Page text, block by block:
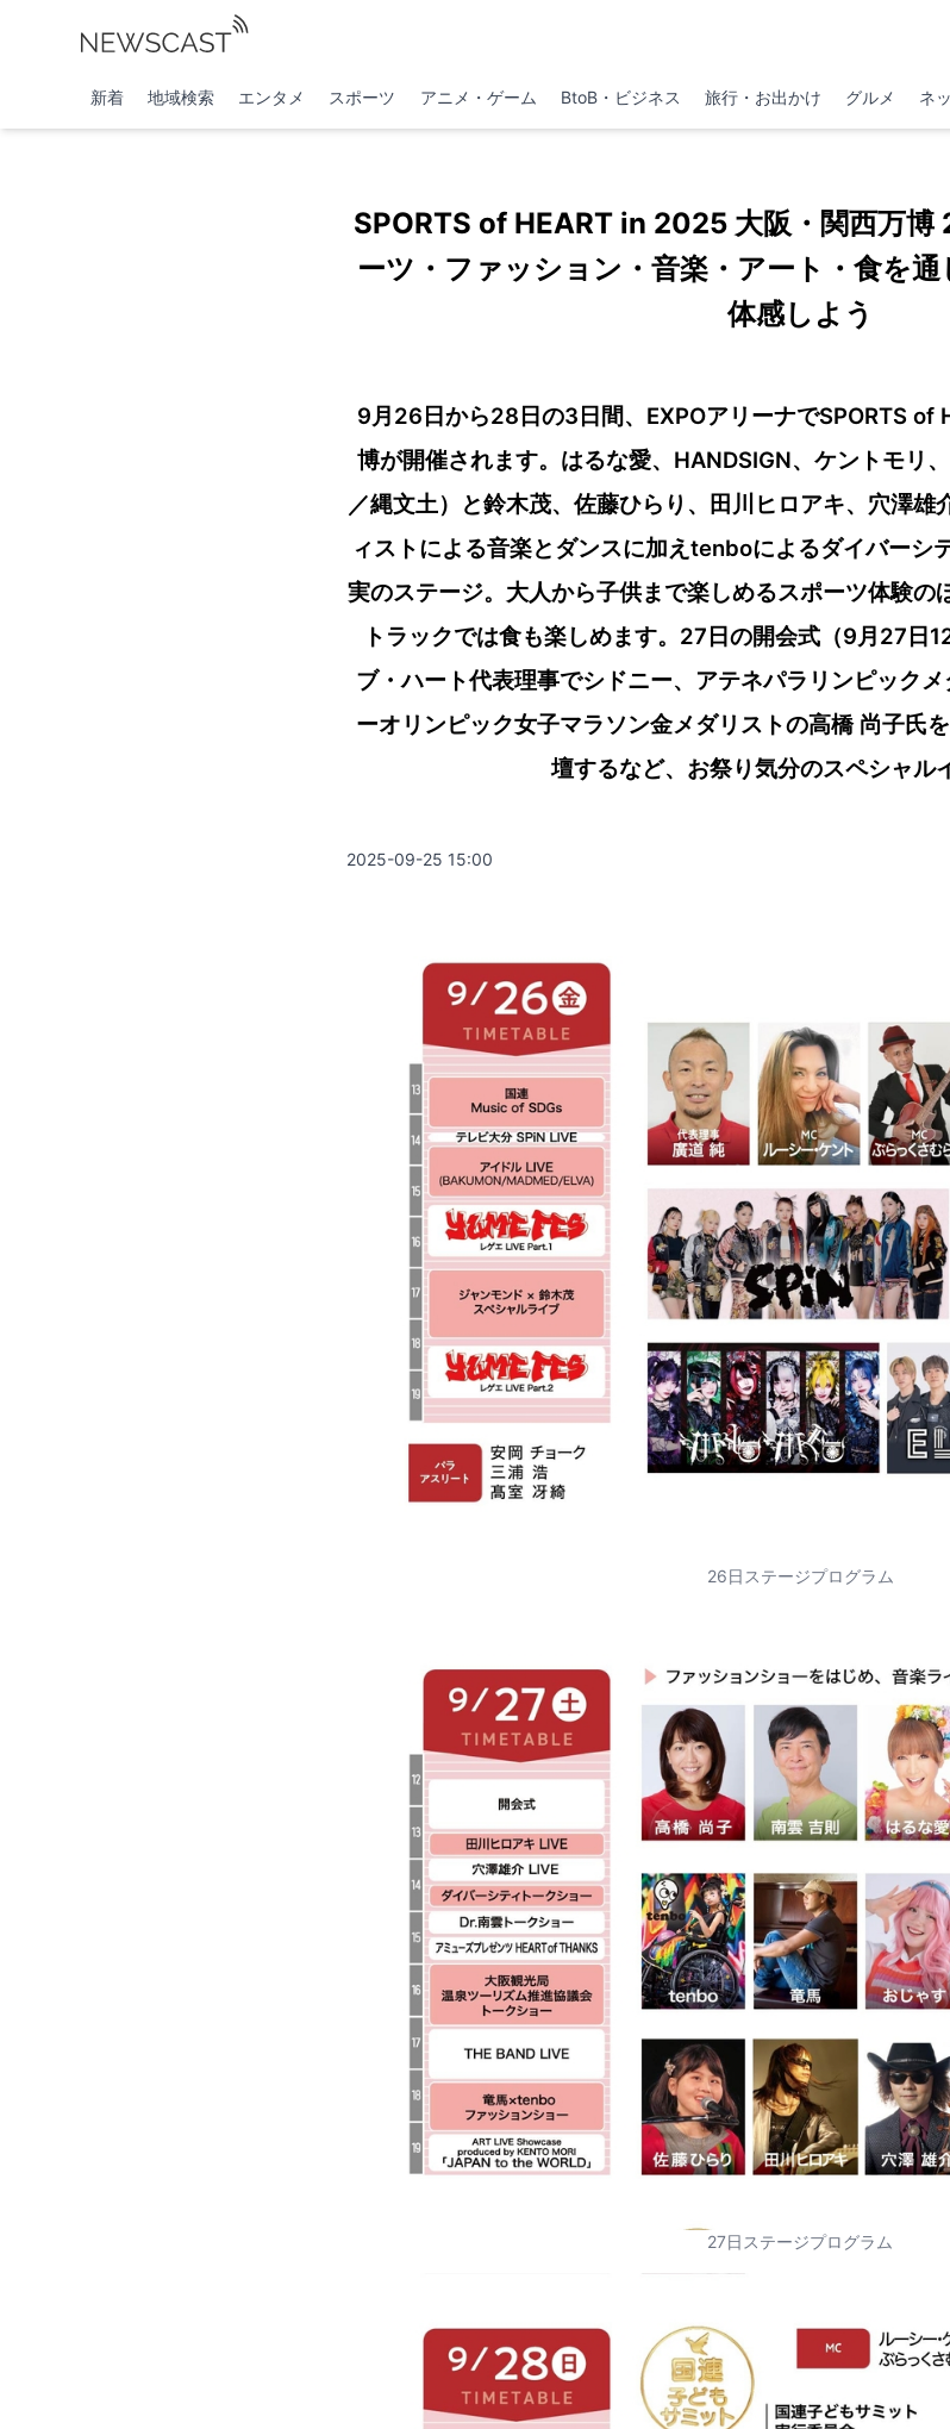
新着 地域検索 エンタメ スポーツ アニメ・ゲーム BtoB・ビジネス 旅行・お出かけ グルメ ネ
SPORTS of HEART in 2025 大阪・関西万
ーツ・ファッション・音楽・アート・食を
体感しよう
9月26日から28日の3日間、EXPOアリーナでSPORTS of
博が開催されます。はるな愛、HANDSIGN、ケントモリ
／縄文土）と鈴木茂、佐藤ひらり、田川ヒロアキ、穴澤雄
ィストによる音楽とダンスに加えtenboによるダイバーシ
実のステージ。大人から子供まで楽しめるスポーツ体験の
トラックでは食も楽しめます。27日の開会式（9月27日
ブ・ハート代表理事でシドニー、アテネパラリンピック
ーオリンピック女子マラソン金メダリストの高橋 尚子氏
壇するなど、お祭り気分のスペシャル
2025-09-25 15:00
26日ステージプログラム
27日ステージプログラム